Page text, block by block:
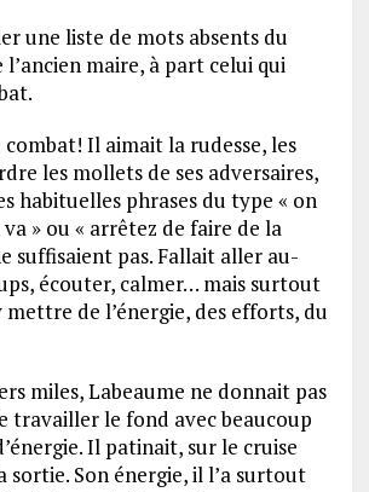
une liste de mots absents du
maire, à part celui qui
Il aimait la rudesse, les
les mollets de ses adversaires,
habituelles phrases du type « on
va » ou « arrêtez de faire de la
suffisaient pas. Fallait aller au-
écouter, calmer… mais surtout
mettre de l’énergie, des efforts, du
miles, Labeaume ne donnait pas
travailler le fond avec beaucoup
Il patinait, sur le cruise
sortie. Son énergie, il l’a surtout